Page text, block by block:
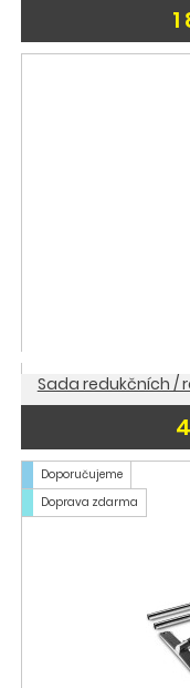
Sada redukčních /
Doporučujeme
Doprava zdarma